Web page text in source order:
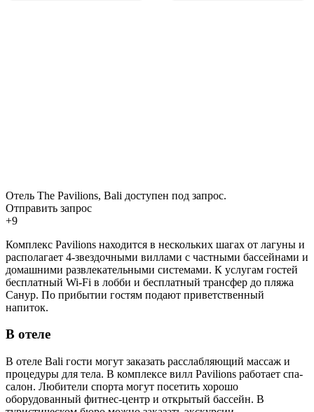
Отель The Pavilions, Bali доступен под запрос.
Отправить запрос
+9
Комплекс Pavilions находится в нескольких шагах от лагуны и
располагает 4-звездочными виллами с частными бассейнами и
домашними развлекательными системами. К услугам гостей
бесплатный Wi-Fi в лобби и бесплатный трансфер до пляжа
Санур. По прибытии гостям подают приветственный
напиток.
В отеле
В отеле Bali гости могут заказать расслабляющий массаж и
процедуры для тела. В комплексе вилл Pavilions работает спа-
салон. Любители спорта могут посетить хорошо
оборудованный фитнес-центр и открытый бассейн. В